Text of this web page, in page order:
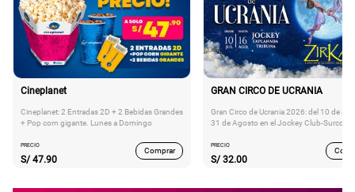
Cineplanet
Cineplanet: 2 Entradas 2D + 2 Bebidas Grandes
+ Pop corn gigante. Lunes a Domingo
PRECIO
S/ 47.90
Comprar
GRAN CIRCO DE UCRANIA
Gran Circo de Ucrania 2026: del 10 de
31 de Agosto en el Jockey Club-Surco
PRECIO
S/ 32.00